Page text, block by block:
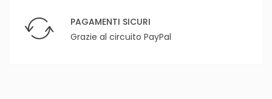
PAGAMENTI SICURI
Grazie al circuito PayPal